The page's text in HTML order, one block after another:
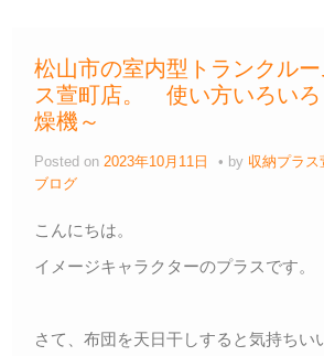
b
o
o
k
a
n
松山市の室内型トランクル
ス萱町店。 使い方いろい
燥機～
Posted on 2023年10月11日 by 収納プラス
ブログ
こんにちは。
イメージキャラクターのプラスです。
さて、布団を天日干しすると気持ちい